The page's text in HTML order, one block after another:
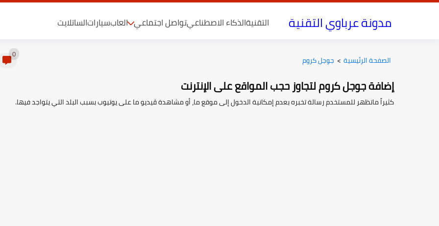
مدونة عرباوي التقنية التقنيةالذكاء الاصطناعيتواصل اجتماعي العابسياراتالساتلايت
الصفحة الرئيسية > جوجل كروم 0
إضافة جوجل كروم لتجاوز حجب المواقع على الإنترنت
كثيراً ماتظهر للمستخدم رسالة تخبره بعدم إمكانية الدخول إلى موقع ما، أو مشاهدة ڤيديو ما على يوتيوب بسبب البلد التي يتواجد فيها.